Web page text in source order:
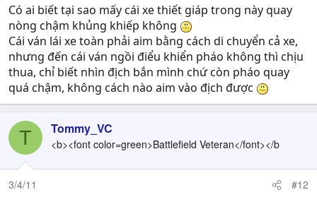
Có ai biết tại sao mấy cái xe thiết giáp trong này quay
nòng chậm khủng khiếp không
Cái ván lái xe toàn phải aim bằng cách di chuyển cả xe,
nhưng đến cái ván ngồi điểu khiển pháo không thì chịu
thua, chỉ biết nhìn địch bắn mình chứ còn pháo quay
quá chậm, không cách nào aim vào địch được
T Tommy_VC
<b><font color=green>Battlefield Veteran</font></b
3/4/11 #12